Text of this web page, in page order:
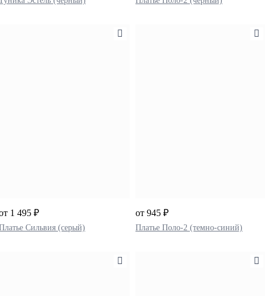
Сильвия (серый)
1 495 ₽
Платье Поло-2 (темно-синий)
от 945 ₽